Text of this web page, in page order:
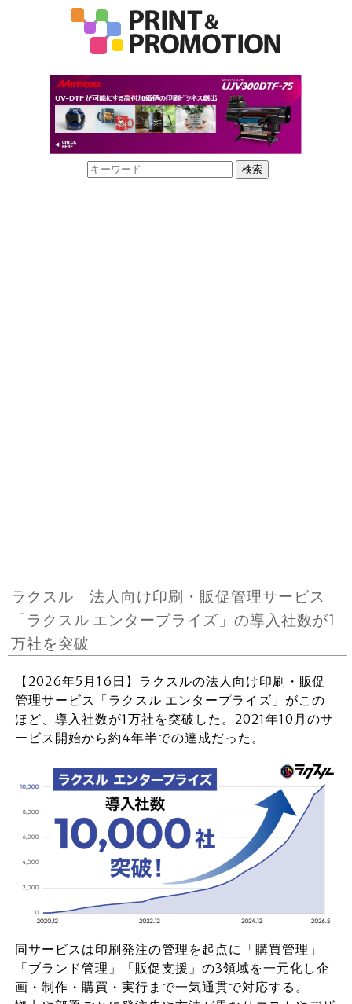
ラクスル 法人向け印刷・販促管理サービス
「ラクスル エンタープライズ」の導入社数が1
万社を突破
【2026年5月16日】ラクスルの法人向け印刷・販促
管理サービス「ラクスル エンタープライズ」がこの
ほど、導入社数が1万社を突破した。2021年10月のサ
ービス開始から約4年半での達成だった。
同サービスは印刷発注の管理を起点に「購買管理」
「ブランド管理」「販促支援」の3領域を一元化し企
画・制作・購買・実行まで一気通貫で対応する。